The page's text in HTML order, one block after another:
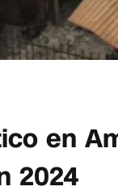
en
2024